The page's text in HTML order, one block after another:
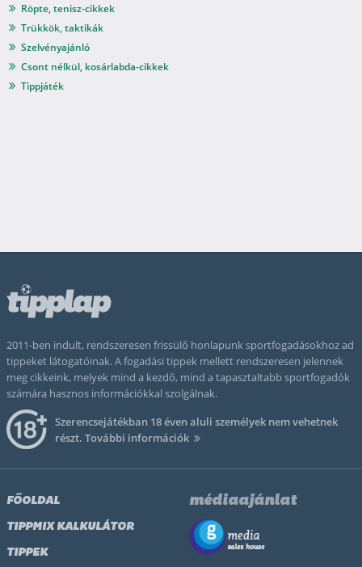
Röpte, tenisz-cikkek
Trükkök, taktikák
Szelvényajánló
Csont nélkül, kosárlabda-cikkek
Tippjáték
2011-ben indult, rendszeresen frissülő honlapunk sportfogadásokhoz ad
tippeket látogatóinak. A fogadási tippek mellett rendszeresen jelennek
meg cikkeink, melyek mind a kezdő, mind a tapasztaltabb sportfogadók
számára hasznos információkkal szolgálnak.
Szerencsejátékban 18 éven aluli személyek nem vehetnek
részt. További információk
FŐOLDAL
TIPPMIX KALKULÁTOR
TIPPEK
médiaajánlat